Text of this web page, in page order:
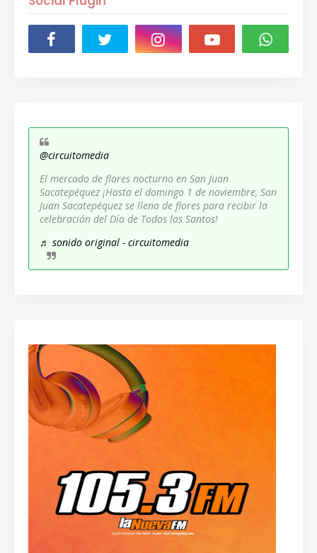
@circuitomedia
El mercado de flores nocturno en San Juan
Sacatepéquez ¡Hasta el domingo 1 de noviembre, San
Juan Sacatepéquez se llena de flores para recibir la
celebración del Día de Todos los Santos!
♬ sonido original - circuitomedia